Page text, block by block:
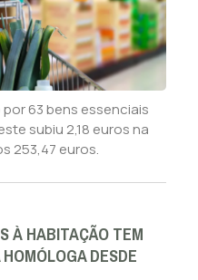
63 bens essenciais
subiu 2,18 euros na
253,47 euros.
À HABITAÇÃO TEM
DESDE